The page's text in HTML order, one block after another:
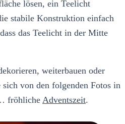
lösen, ein Teelicht
stabile Konstruktion einfach
das Teelicht in der Mitte
weiterbauen oder
von den folgenden Fotos in
fröhliche Adventszeit.